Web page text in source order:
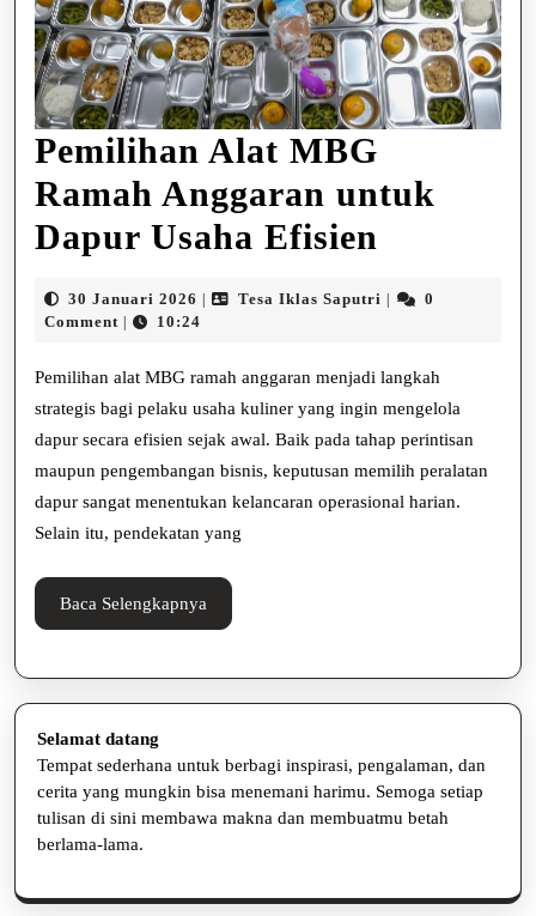
Pemilihan Alat MBG
Ramah Anggaran untuk
Dapur Usaha Efisien
Ramah
untuk
Dapur
30 Januari 2026 30
Januari
Tesa Iklas Saputri Tesa 0
Comment
10:24
Pemilihan alat MBG ramah anggaran menjadi langkah
strategis bagi pelaku usaha kuliner yang ingin mengelola
dapur secara efisien sejak awal. Baik pada tahap perintisan
maupun pengembangan bisnis, keputusan memilih peralatan
dapur sangat menentukan kelancaran operasional harian.
Selain itu, pendekatan yang
Baca Selengkapnya
Selengkapnya
Selamat datang
Tempat sederhana untuk berbagi inspirasi, pengalaman, dan
cerita yang mungkin bisa menemani harimu. Semoga setiap
tulisan di sini membawa makna dan membuatmu betah
berlama-lama.